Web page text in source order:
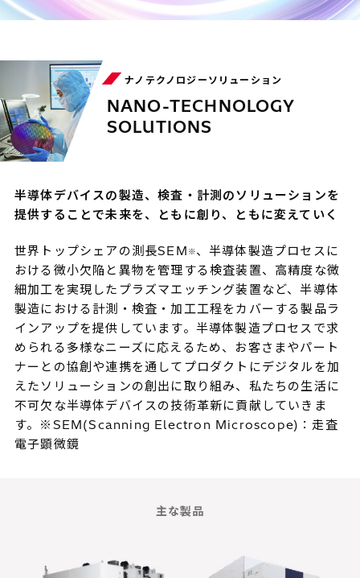
ナノテクノロジーソリューション
NANO-TECHNOLOGY
SOLUTIONS
半導体デバイスの製造、検査・計測のソリューションを
提供することで未来を、ともに創り、ともに変えていく
世界トップシェアの測長SEM ※、半導体製造プロセスに
おける微小欠陥と異物を管理する検査装置、高精度な微
細加工を実現したプラズマエッチング装置など、半導体
製造における計測・検査・加工工程をカバーする製品ラ
インアップを提供しています。半導体製造プロセスで求
められる多様なニーズに応えるため、お客さまやパート
ナーとの協創や連携を通してプロダクトにデジタルを加
えたソリューションの創出に取り組み、私たちの生活に
不可欠な半導体デバイスの技術革新に貢献していきま
す。 ※SEM(Scanning Electron Microscope)：走査
電子顕微鏡
主な製品